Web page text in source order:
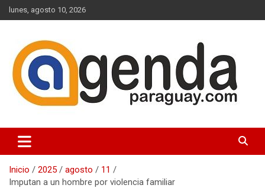
Saltar
al
lunes, agosto 10, 2026
Agenda Paraguay
Inicio 2025 agosto
11
Imputan a un hombre por violencia familiar